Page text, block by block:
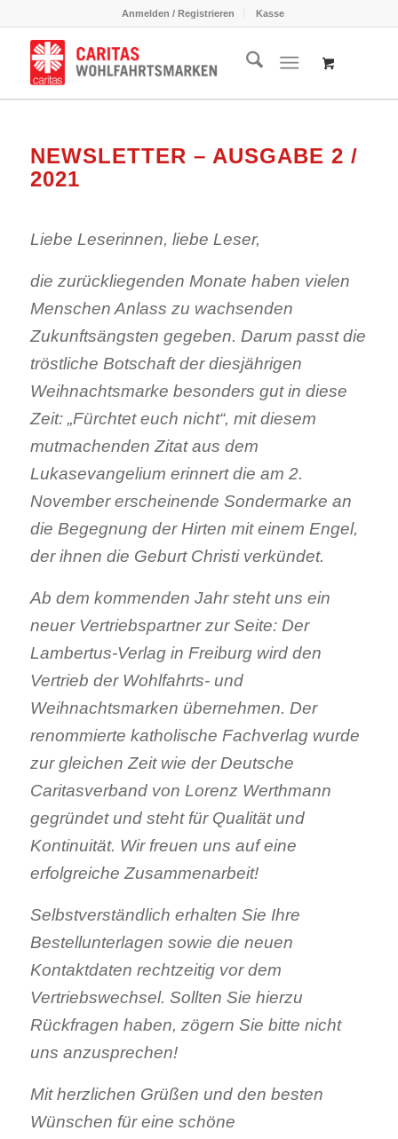
Anmelden / Registrieren Kasse
NEWSLETTER – AUSGABE 2 /
2021
Liebe Leserinnen, liebe Leser,
die zurückliegenden Monate haben vielen
Menschen Anlass zu wachsenden
Zukunftsängsten gegeben. Darum passt die
tröstliche Botschaft der diesjährigen
Weihnachtsmarke besonders gut in diese
Zeit: „Fürchtet euch nicht“, mit diesem
mutmachenden Zitat aus dem
Lukasevangelium erinnert die am 2.
November erscheinende Sondermarke an
die Begegnung der Hirten mit einem Engel,
der ihnen die Geburt Christi verkündet.
Ab dem kommenden Jahr steht uns ein
neuer Vertriebspartner zur Seite: Der
Lambertus-Verlag in Freiburg wird den
Vertrieb der Wohlfahrts- und
Weihnachtsmarken übernehmen. Der
renommierte katholische Fachverlag wurde
zur gleichen Zeit wie der Deutsche
Caritasverband von Lorenz Werthmann
gegründet und steht für Qualität und
Kontinuität. Wir freuen uns auf eine
erfolgreiche Zusammenarbeit!
Selbstverständlich erhalten Sie Ihre
Bestellunterlagen sowie die neuen
Kontaktdaten rechtzeitig vor dem
Vertriebswechsel. Sollten Sie hierzu
Rückfragen haben, zögern Sie bitte nicht
uns anzusprechen!
Mit herzlichen Grüßen und den besten
Wünschen für eine schöne